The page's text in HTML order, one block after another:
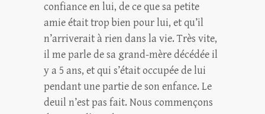
confiance en lui, de ce que sa petite
amie était trop bien pour lui, et qu’il
n’arriverait à rien dans la vie. Très vite,
il me parle de sa grand-mère décédée il
y a 5 ans, et qui s’était occupée de lui
pendant une partie de son enfance. Le
deuil n’est pas fait. Nous commençons